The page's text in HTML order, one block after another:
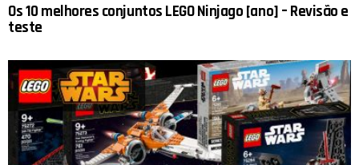
Os 10 melhores conjuntos LEGO Ninjago [ano] – Revisão e
teste